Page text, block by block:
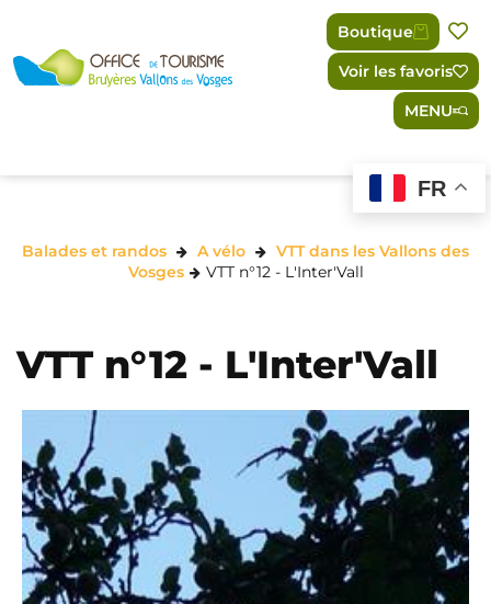
Boutique
Voir les favoris
MENU
FR
Balades et randos A vélo
VTT dans les Vallons des
Vosges
VTT n°12 - L'Inter'Vall
VTT n°12 - L'Inter'Vall